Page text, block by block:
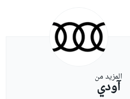
المزيد من
آودي